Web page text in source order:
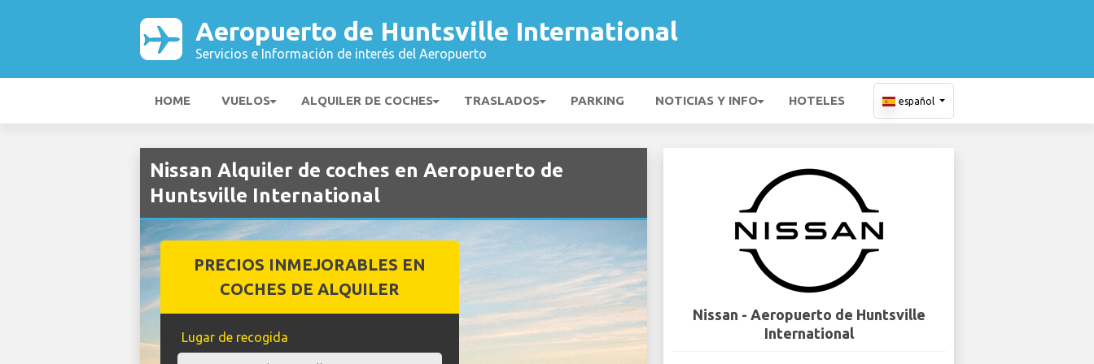
Aeropuerto de Huntsville International
Servicios e Información de interés del Aeropuerto
HOME VUELOS ALQUILER DE COCHES TRASLADOS PARKING NOTICIAS Y INFO HOTELES español
Nissan Alquiler de coches en Aeropuerto de
Huntsville International
PRECIOS INMEJORABLES EN
COCHES DE ALQUILER
Lugar de recogida
Nissan - Aeropuerto de Huntsville
International